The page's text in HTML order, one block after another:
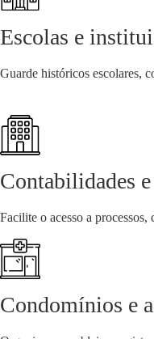
Escolas e
Guarde históricos escolares,
Contabilidades
Facilite o acesso a
Condomínios e